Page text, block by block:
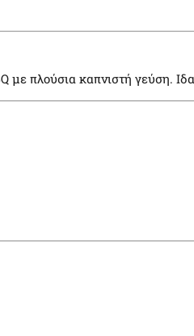
με πλούσια καπνιστή γεύση.